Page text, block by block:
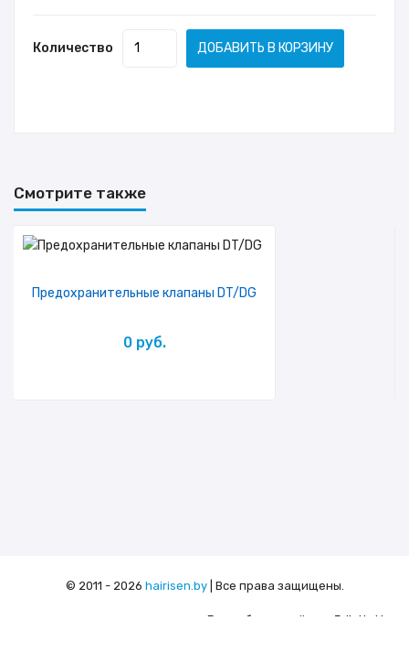
Количество ДОБАВИТЬ В КОРЗИНУ
Смотрите также
Предохранительные клапаны DT/DG
0 руб.
© 2011 - 2026 hairisen.by| Все права защищены.
Разработка сайта - 5digital.by